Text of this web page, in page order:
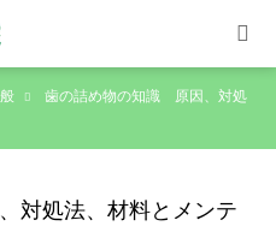
歯の詰め物の知識 原因、対処
対処法、材料とメンテ